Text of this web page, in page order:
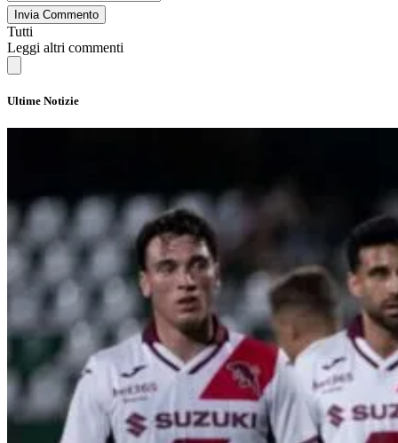
Invia Commento
Tutti
Leggi altri commenti
Ultime Notizie